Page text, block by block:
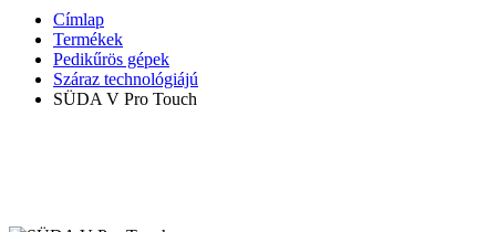
Címlap
Termékek
Pedikűrös gépek
Száraz technológiájú
SÜDA V Pro Touch